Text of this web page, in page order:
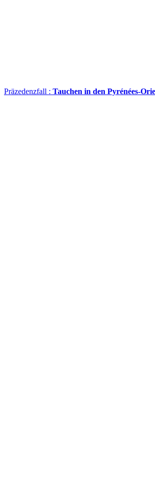
Präzedenzfall : Tauchen in den Pyrénées-